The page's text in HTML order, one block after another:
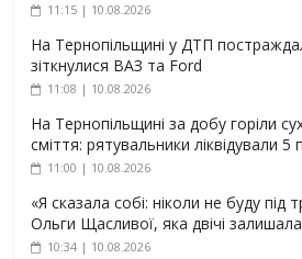
11:15 | 10.08.2026
На Тернопільщині у ДТП
зіткнулися ВАЗ та Ford
11:08 | 10.08.2026
На Тернопільщині за добу горіли
сміття: рятувальники ліквідували
11:00 | 10.08.2026
«Я сказала собі: ніколи не буду під
Ольги Щасливої, яка двічі
10:34 | 10.08.2026